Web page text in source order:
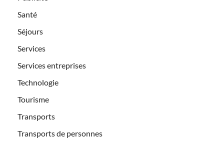
Santé
Séjours
Services
Services entreprises
Technologie
Tourisme
Transports
Transports de personnes